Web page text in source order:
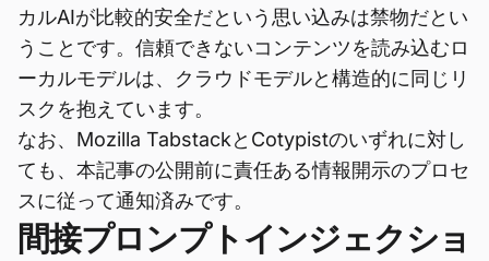
カルAIが比較的安全だという思い込みは禁物だとい
うことです。信頼できないコンテンツを読み込むロ
ーカルモデルは、クラウドモデルと構造的に同じリ
スクを抱えています。
なお、Mozilla TabstackとCotypistのいずれに対し
ても、本記事の公開前に責任ある情報開示のプロセ
スに従って通知済みです。
間接プロンプトインジェクショ